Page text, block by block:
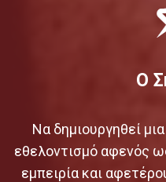
Το
Το
Ο
Να δημιουργηθεί
εθελοντισμό αφενός
εμπειρία και